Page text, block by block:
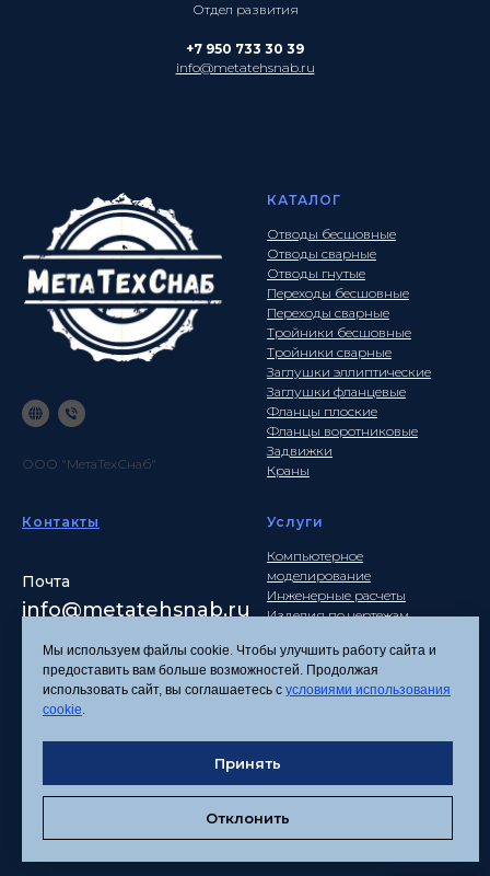
Отдел развития
+7 950 733 30 39
info@metatehsnab.ru
ООО "МетаТехСнаб"
КАТАЛОГ
Отводы бесшовные
Отводы сварные
Отводы гнутые
Переходы бесшовные
Переходы сварные
Тройники бесшовные
Тройники сварные
Заглушки эллиптические
Заглушки фланцевые
Фланцы плоские
Фланцы воротниковые
Задвижки
Краны
Контакты
Почта
info@metatehsnab.ru
Услуги
Компьютерное
моделирование
Инженерные расчеты
Изделия по чертежам
Политика
Согласие на обработку
персональных данных
Соглашение об
Мы используем файлы cookie. Чтобы улучшить работу сайта и
предоставить вам больше возможностей. Продолжая
использовать сайт, вы соглашаетесь с условиями использования
cookie.
Принять
Отклонить